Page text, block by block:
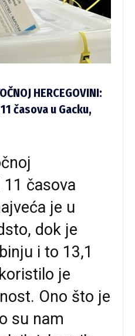
HERCEGOVINI:
časova u Gacku,
časova
je u
dok je
i to 13,1
je
Ono što je
su nam